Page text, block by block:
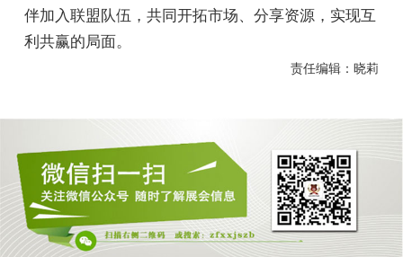
伴加入联盟队伍，共同开拓市场、分享资源，实现互
利共赢的局面。
责任编辑：晓莉